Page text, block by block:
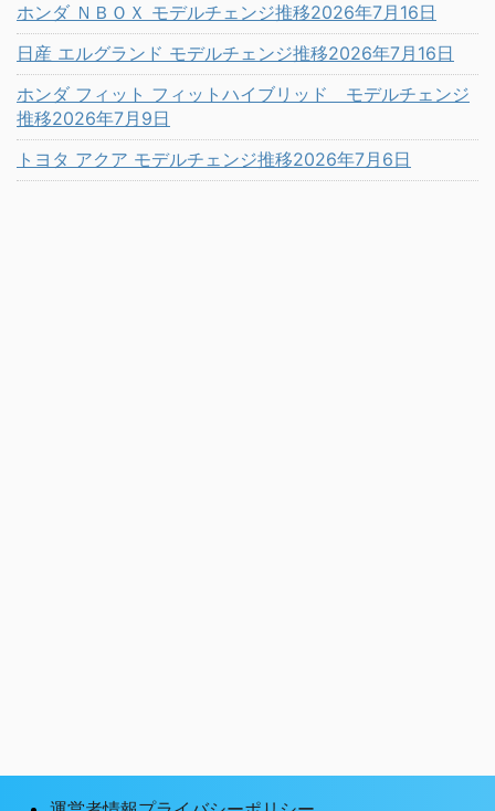
ホンダ ＮＢＯＸ モデルチェンジ推移2026年7月16日
日産 エルグランド モデルチェンジ推移2026年7月16日
ホンダ フィット フィットハイブリッド モデルチェンジ
推移2026年7月9日
トヨタ アクア モデルチェンジ推移2026年7月6日